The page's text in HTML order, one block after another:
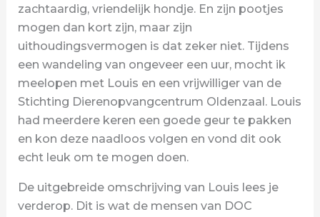
zachtaardig, vriendelijk hondje. En zijn pootjes
mogen dan kort zijn, maar zijn
uithoudingsvermogen is dat zeker niet. Tijdens
een wandeling van ongeveer een uur, mocht ik
meelopen met Louis en een vrijwilliger van de
Stichting Dierenopvangcentrum Oldenzaal. Louis
had meerdere keren een goede geur te pakken
en kon deze naadloos volgen en vond dit ook
echt leuk om te mogen doen.
De uitgebreide omschrijving van Louis lees je
verderop. Dit is wat de mensen van DOC